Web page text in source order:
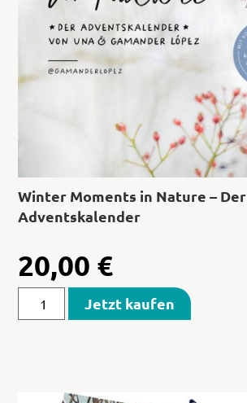
Winter Moments in Nature – Der
Adventskalender
20,00 €
Jetzt kaufen